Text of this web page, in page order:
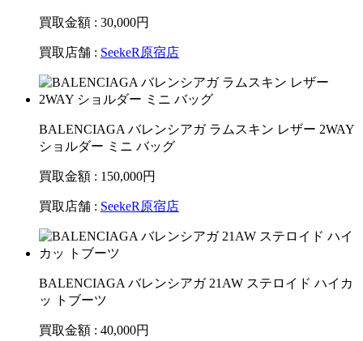
買取金額 : 30,000円
買取店舗 : SeekeR原宿店
BALENCIAGA バレンシアガ ラムスキン レザー 2WAY
ショルダー ミニ バッグ
買取金額 : 150,000円
買取店舗 : SeekeR原宿店
BALENCIAGA バレンシアガ 21AW ステロイド ハイカ
ッ トブーツ
買取金額 : 40,000円